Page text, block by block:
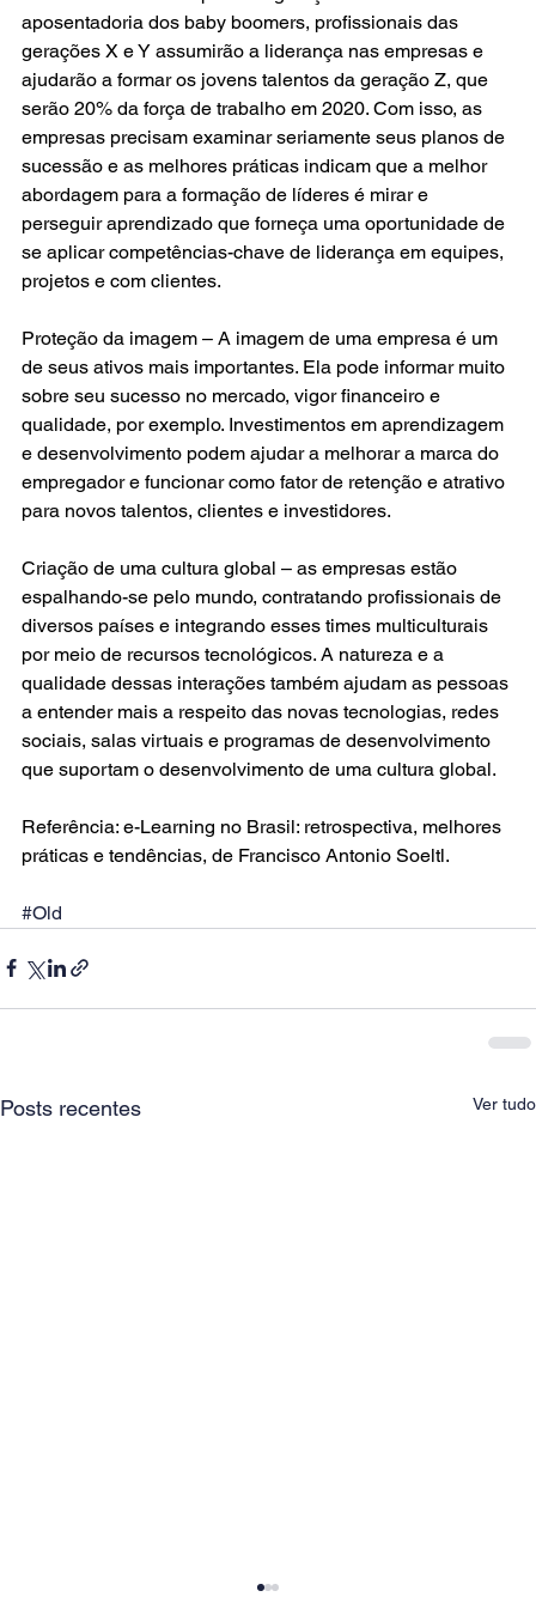
aposentadoria dos baby boomers, profissionais das
gerações X e Y assumirão a liderança nas empresas e
ajudarão a formar os jovens talentos da geração Z, que
serão 20% da força de trabalho em 2020. Com isso, as
empresas precisam examinar seriamente seus planos de
sucessão e as melhores práticas indicam que a melhor
abordagem para a formação de líderes é mirar e
perseguir aprendizado que forneça uma oportunidade de
se aplicar competências-chave de liderança em equipes,
projetos e com clientes.
Proteção da imagem – A imagem de uma empresa é um
de seus ativos mais importantes. Ela pode informar muito
sobre seu sucesso no mercado, vigor financeiro e
qualidade, por exemplo. Investimentos em aprendizagem
e desenvolvimento podem ajudar a melhorar a marca do
empregador e funcionar como fator de retenção e atrativo
para novos talentos, clientes e investidores.
Criação de uma cultura global – as empresas estão
espalhando-se pelo mundo, contratando profissionais de
diversos países e integrando esses times multiculturais
por meio de recursos tecnológicos. A natureza e a
qualidade dessas interações também ajudam as pessoas
a entender mais a respeito das novas tecnologias, redes
sociais, salas virtuais e programas de desenvolvimento
que suportam o desenvolvimento de uma cultura global.
Referência: e-Learning no Brasil: retrospectiva, melhores
práticas e tendências, de Francisco Antonio Soeltl.
#Old
Posts recentes Ver tudo